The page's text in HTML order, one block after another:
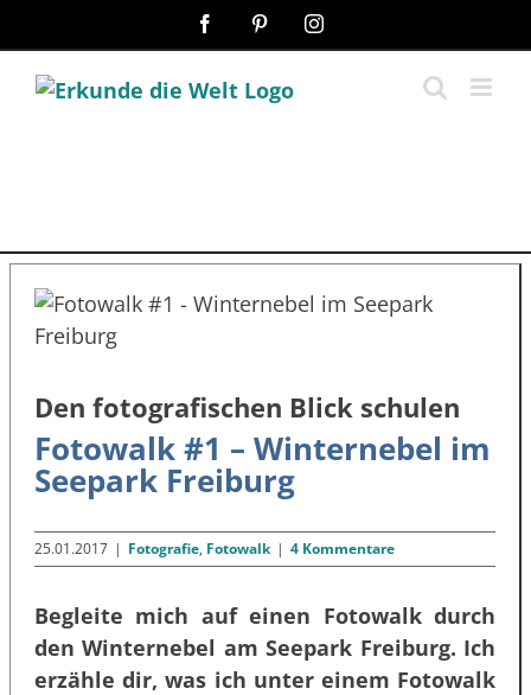
Inhalt
springen
FacebookPinterestInstagram
Den fotografischen Blick schulen
Fotowalk #1 – Winternebel im
Seepark Freiburg
25.01.2017 | Fotografie, Fotowalk | 4 Kommentare
Begleite mich auf einen Fotowalk durch
den Winternebel am Seepark Freiburg. Ich
erzähle dir, was ich unter einem Fotowalk